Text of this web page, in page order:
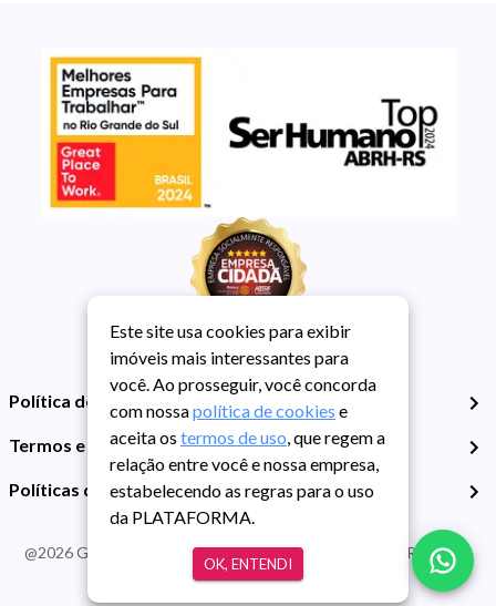
Política de Privacidade
Termos e Condições de Uso
Políticas de Cookies
@2026Guarida Imóvel. Todos os direitos reservados. CRECI RS -
413J | CNPJ Guarida: 89.398.606/0001-30
Este site usa cookies para exibir
imóveis mais interessantes para
você. Ao prosseguir, você concorda
com nossapolítica de cookies e
aceita os termos de uso, que regem a
relação entre você e nossa empresa,
estabelecendo as regras para o uso
da PLATAFORMA.
OK, ENTENDI